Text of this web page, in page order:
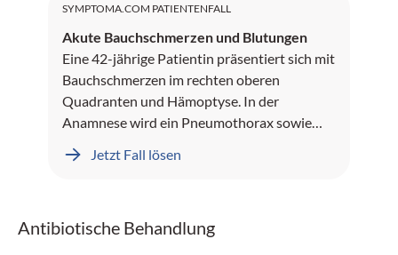
SYMPTOMA.COM PATIENTENFALL
Akute Bauchschmerzen und Blutungen
Eine 42-jährige Patientin präsentiert sich mit
Bauchschmerzen im rechten oberen
Quadranten und Hämoptyse. In der
Anamnese wird ein Pneumothorax sowie
Jetzt Fall lösen
Antibiotische Behandlung